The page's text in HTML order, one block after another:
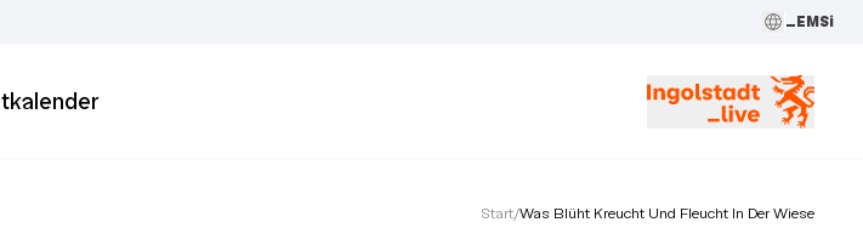
_EMSi
Start/Was Blüht Kreucht Und Fleucht In Der Wiese